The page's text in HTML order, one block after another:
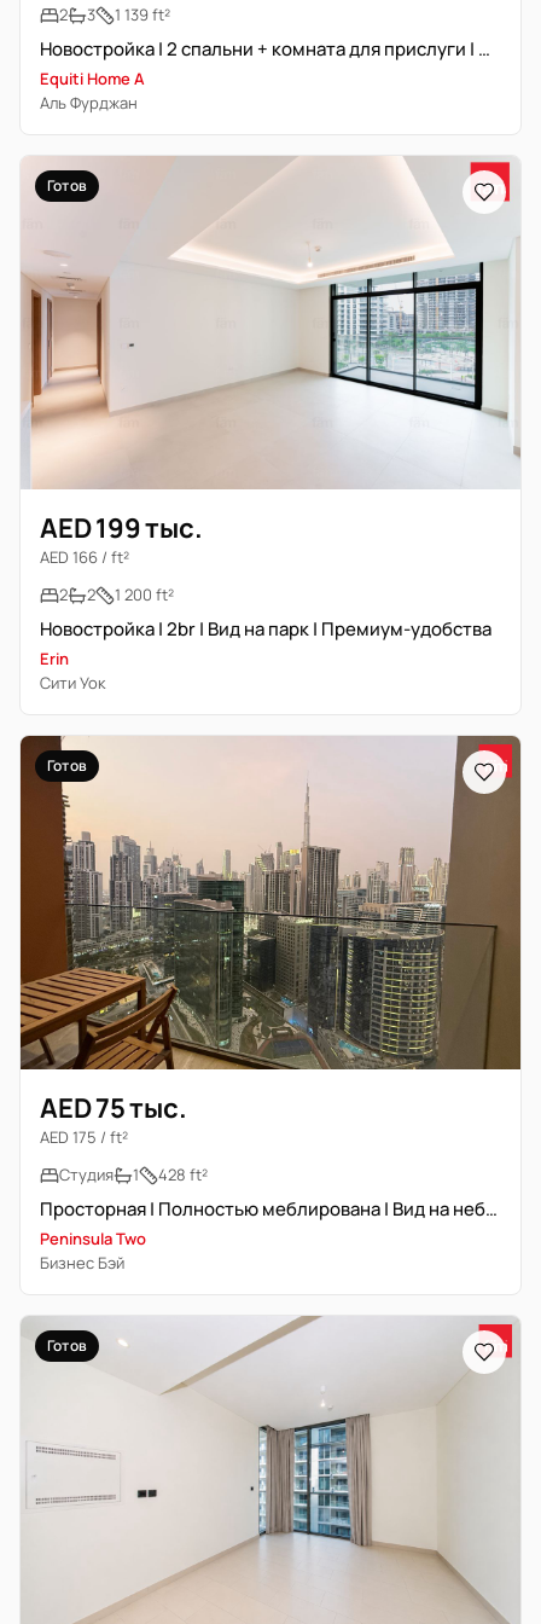
2
3 1 139 ft²
Новостройка | 2 спальни + комната для прислуги | Просторная планировка
Equiti Home A
Аль Фурджан
Готов
AED 199 тыс.
AED 166 / ft²
2
2 1 200 ft²
Новостройка | 2br | Вид на парк | Премиум-удобства
Erin
Сити Уок
Готов
AED 75 тыс.
AED 175 / ft²
Студия
1 428 ft²
Просторная | Полностью меблирована | Вид на небоскребы и Бурж Халифа
Peninsula Two
Бизнес Бэй
Готов